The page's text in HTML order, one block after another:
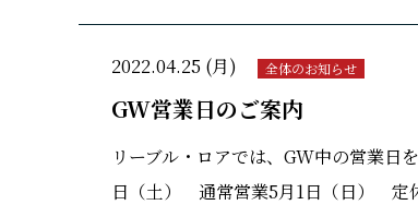
2022.04.25 (月) 全体のお知らせ
GW営業日のご案内
リーブル・ロアでは、GW中の営業
日（土） 通常営業5月1日（日）